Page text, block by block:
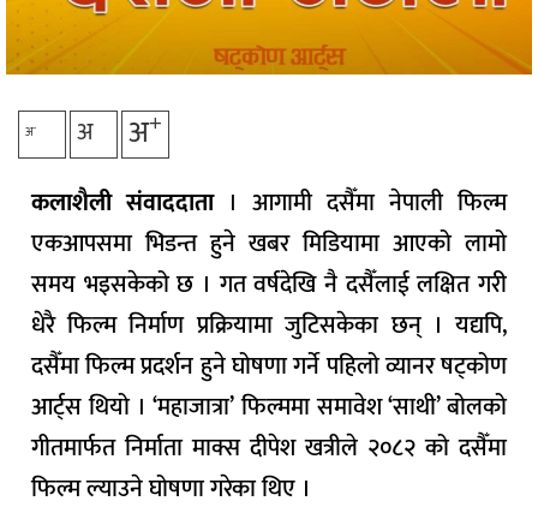
अ- अ अ+
कलाशैली संवाददाता। आगामी दसैँमा नेपाली फिल्म
एकआपसमा भिडन्त हुने खबर मिडियामा आएको लामो
समय भइसकेको छ । गत वर्षदेखि नै दसैँलाई लक्षित गरी
धेरै फिल्म निर्माण प्रक्रियामा जुटिसकेका छन् । यद्यपि,
दसैँमा फिल्म प्रदर्शन हुने घोषणा गर्ने पहिलो व्यानर षट्कोण
आर्ट्स थियो । ‘महाजात्रा’ फिल्ममा समावेश ‘साथी’ बोलको
गीतमार्फत निर्माता माक्स दीपेश खत्रीले २०८२ को दसैँमा
फिल्म ल्याउने घोषणा गरेका थिए ।